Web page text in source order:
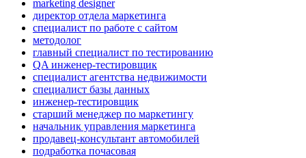
marketing designer
директор отдела маркетинга
специалист по работе с сайтом
методолог
главный специалист по тестированию
QA инженер-тестировщик
специалист агентства недвижимости
специалист базы данных
инженер-тестировщик
старший менеджер по маркетингу
начальник управления маркетинга
продавец-консультант автомобилей
подработка почасовая